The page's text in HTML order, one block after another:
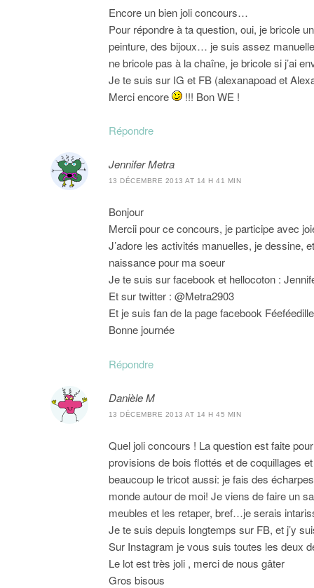
Encore un bien joli concours…
Pour répondre à ta question, oui, je bricole
peinture, des bijoux… je suis assez
ne bricole pas à la chaîne, je bricole si j’ai
Je te suis sur IG et FB (alexanapoad et
Merci encore
!!! Bon WE !
Répondre
Jennifer Metra
13 DÉCEMBRE 2013 AT 14 H 41 MIN
Bonjour
Mercii pour ce concours, je participe avec
J’adore les activités manuelles, je dessine,
naissance pour ma soeur
Je te suis sur facebook et hellocoton :
Et sur twitter : @Metra2903
Et je suis fan de la page facebook
Bonne journée
Répondre
Danièle M
13 DÉCEMBRE 2013 AT 14 H 45 MIN
Quel joli concours ! La question est faite
provisions de bois flottés et de coquillages
beaucoup le tricot aussi: je fais des
monde autour de moi! Je viens de faire un
meubles et les retaper, bref…je serais
Je te suis depuis longtemps sur FB, et j’y
Sur Instagram je vous suis toutes les deux
Le lot est très joli , merci de nous gâter
Gros bisous